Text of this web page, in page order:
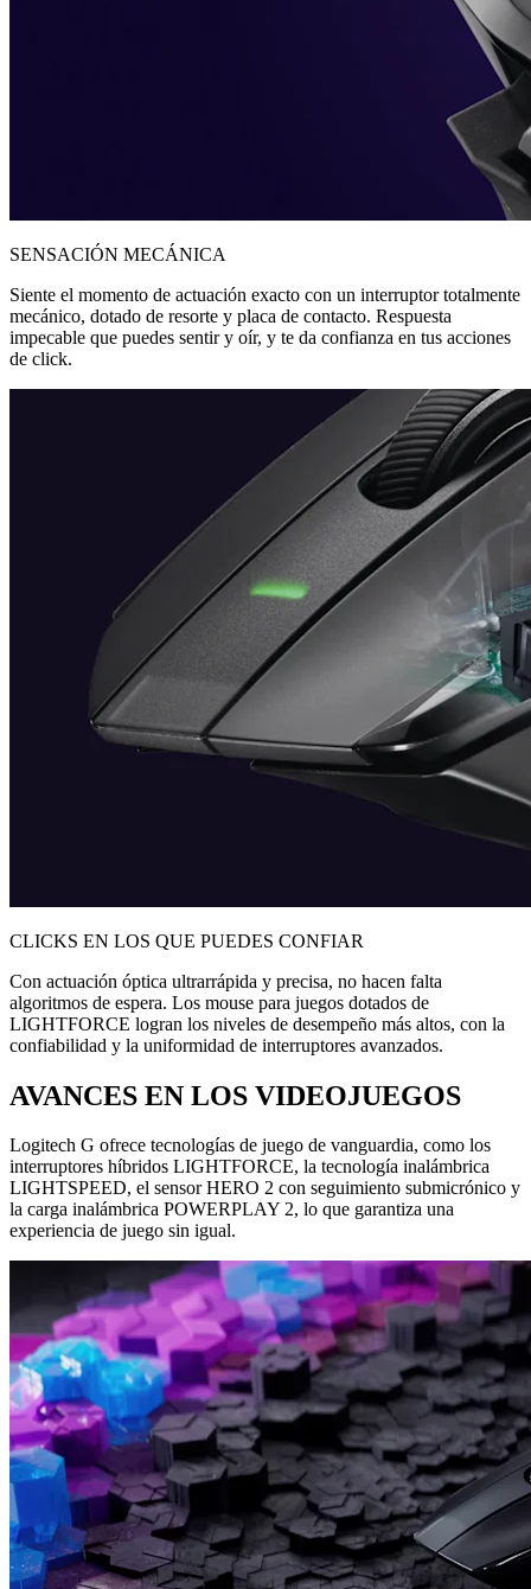
SENSACIÓN MECÁNICA
Siente el momento de actuación exacto con un interruptor totalmente
mecánico, dotado de resorte y placa de contacto. Respuesta
impecable que puedes sentir y oír, y te da confianza en tus acciones
de click.
CLICKS EN LOS QUE PUEDES CONFIAR
Con actuación óptica ultrarrápida y precisa, no hacen falta
algoritmos de espera. Los mouse para juegos dotados de
LIGHTFORCE logran los niveles de desempeño más altos, con la
confiabilidad y la uniformidad de interruptores avanzados.
AVANCES EN LOS VIDEOJUEGOS
Logitech G ofrece tecnologías de juego de vanguardia, como los
interruptores híbridos LIGHTFORCE, la tecnología inalámbrica
LIGHTSPEED, el sensor HERO 2 con seguimiento submicrónico y
la carga inalámbrica POWERPLAY 2, lo que garantiza una
experiencia de juego sin igual.